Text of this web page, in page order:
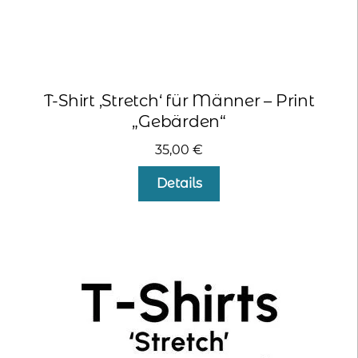
T-Shirt ‚Stretch‘ für Männer – Print
„Gebärden“
35,00 €
Details
Die
Optionen
können
auf